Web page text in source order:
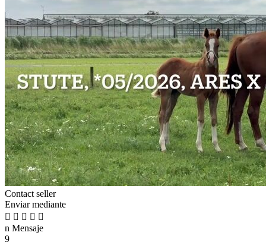
Contact seller
Enviar mediante
    
n Mensaje
9